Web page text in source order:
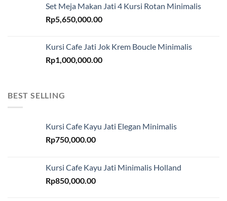
Set Meja Makan Jati 4 Kursi Rotan Minimalis
Rp5,650,000.00
Kursi Cafe Jati Jok Krem Boucle Minimalis
Rp1,000,000.00
BEST SELLING
Kursi Cafe Kayu Jati Elegan Minimalis
Rp750,000.00
Kursi Cafe Kayu Jati Minimalis Holland
Rp850,000.00